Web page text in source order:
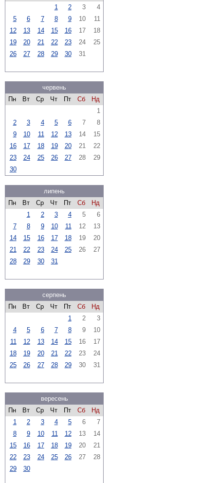
1
2 3
4
5
6 7 8 9 10
11
12
13 14 15 16 17
18
19
20 21 22 23 24
25
26
27 28 29 30 31
червень
Пн
Вт Ср Чт Пт Сб
Нд
1
2
3 4 5 6 7
8
9
10 11 12 13 14
15
16
17 18 19 20 21
22
23
24 25 26 27 28
29
30
липень
Пн
Вт Ср Чт Пт Сб
Нд
1
2 3 4 5
6
7
8 9 10 11 12
13
14
15 16 17 18 19
20
21
22 23 24 25 26
27
28
29 30 31
серпень
Пн
Вт Ср Чт Пт Сб
Нд
1
2
3
4
5 6 7 8 9
10
11
12 13 14 15 16
17
18
19 20 21 22 23
24
25
26 27 28 29 30 31
вересень
Пн
Вт Ср Чт Пт Сб
Нд
1
2 3 4 5 6
7
8
9 10 11 12 13
14
15
16 17 18 19 20
21
22
23 24 25 26 27
28
29
30